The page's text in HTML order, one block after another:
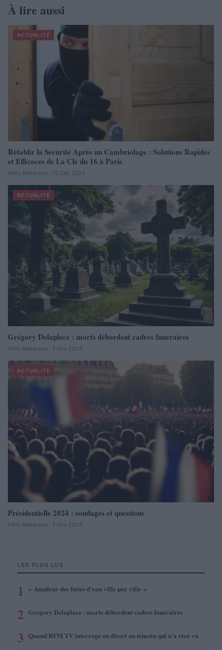
À lire aussi
ACTUALITÉ
Rétablir la Sécurité Après un Cambriolage : Solutions Rapides
et Efficaces de La Clé du 16 à Paris
Infos Rédaction · 12 Déc 2024
ACTUALITÉ
Grégory Delaplace : morts débordent cadres funéraires
Infos Rédaction · 1 Nov 2024
ACTUALITÉ
Présidentielle 2024 : sondages et questions
Infos Rédaction · 1 Nov 2024
LES PLUS LUS
1 « Ampleur des fuites d’eau ville par ville »
2 Grégory Delaplace : morts débordent cadres funéraires
3 Quand BFM TV interroge en direct un témoin qui n’a rien vu